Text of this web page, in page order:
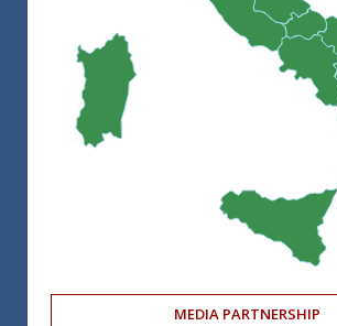
MEDIA PARTNERSHIP